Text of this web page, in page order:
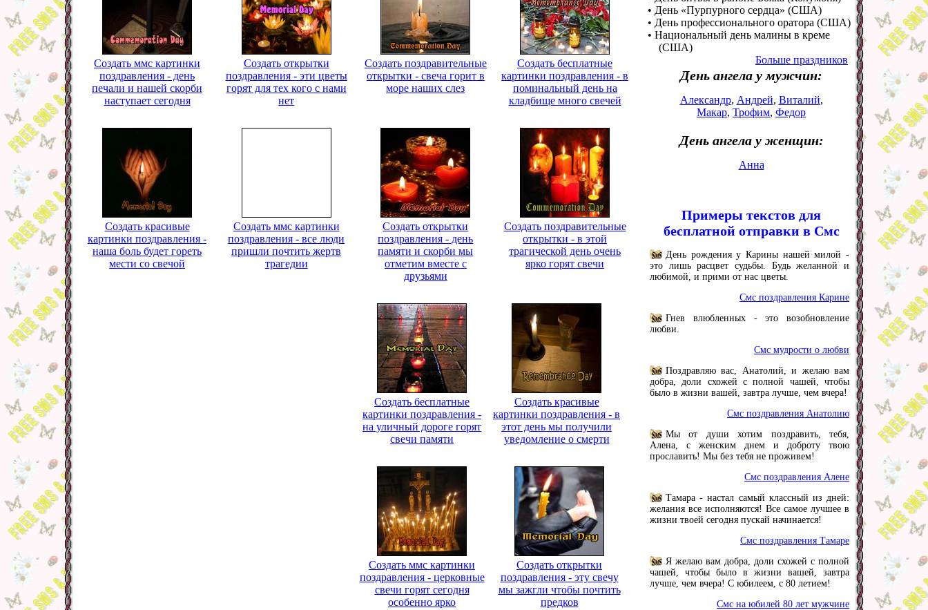
Создать ммс картинки
поздравления - день
печали и нашей скорби
наступает сегодня
Создать открытки
поздравления - эти цветы
горят для тех кого с нами
нет
Создать поздравительные
открытки - свеча горит в
море наших слез
Создать бесплатные
картинки поздравления - в
поминальный день на
кладбище много свечей
Создать красивые
картинки поздравления -
наша боль будет гореть
мести со свечой
Создать ммс картинки
поздравления - все люди
пришли почтить жертв
трагедии
Создать открытки
поздравления - день
памяти и скорби мы
отметим вместе с
друзьями
Создать поздравительные
открытки - в этой
трагической день очень
ярко горят свечи
Создать бесплатные
картинки поздравления -
на уличный дороге горят
свечи памяти
Создать красивые
картинки поздравления - в
этот день мы получили
уведомление о смерти
Создать ммс картинки
поздравления - церковные
свечи горят сегодня
особенно ярко
Создать открытки
поздравления - эту свечу
мы зажгли чтобы почтить
предков
• День «Пурпурного сердца» (США)
• День профессионального оратора (США)
• Национальный день малины в креме
(США)
Больше праздников
День ангела у мужчин:
Александр, Андрей, Виталий,
Макар, Трофим, Федор
День ангела у женщин:
Анна
Примеры текстов для
бесплатной отправки в Смс
День рождения у Карины нашей милой -
это лишь расцвет судьбы. Будь желанной и
любимой, и прими от нас цветы.
Смс поздравления Карине
Гнев влюбленных - это возобновление
любви.
Смс мудрости о любви
Поздравляю вас, Анатолий, и желаю вам
добра, доли схожей с полной чашей, чтобы
было в жизни вашей, завтра лучше, чем вчера!
Смс поздравления Анатолию
Мы от души хотим поздравить, тебя,
Алена, с женским днем и доброту твою
прославить! Мы без тебя не проживем!
Смс поздравления Алене
Тамара - настал самый классный из дней:
желания все исполняются! Все самое лучшее в
жизни твоей сегодня пускай начинается!
Смс поздравления Тамаре
Я желаю вам добра, доли схожей с полной
чашей, чтобы было в жизни вашей, завтра
лучше, чем вчера! С юбилеем, с 80 летием!
Смс на юбилей 80 лет мужчине